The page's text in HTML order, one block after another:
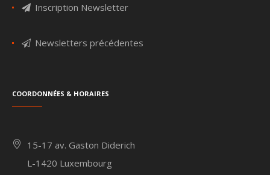
Inscription Newsletter
Newsletters précédentes
Coordonnées & Horaires
15-17 av. Gaston Diderich
L-1420 Luxembourg